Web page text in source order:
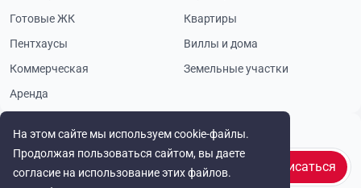
На этом сайте мы используем cookie-файлы.
Продолжая пользоваться сайтом, вы даете
согласие на использование этих файлов.
Будьте в курсе
Подписаться
Готовые ЖК
Квартиры
Пентхаусы
Виллы и дома
Коммерческая
Земельные участки
Аренда